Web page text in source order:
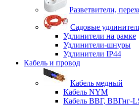
Разветвители,
Садовые
Удлинители на рамке
Удлинители-шнуры
Удлинители IP44
Кабель и провод
Кабель медный
Кабель NYM
Кабель ВВГ, ВВГнг-